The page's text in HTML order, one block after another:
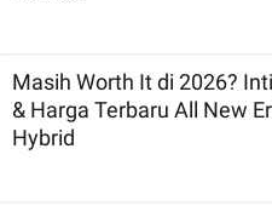
Masih Worth It di 2026?
& Harga Terbaru All New
Hybrid